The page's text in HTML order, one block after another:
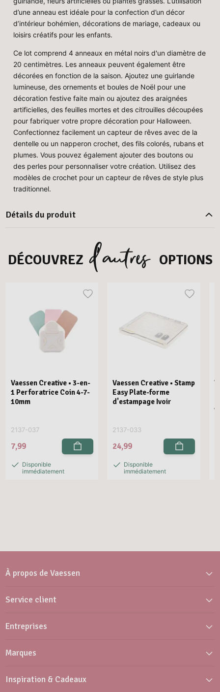
d’une anneau est idéale pour la confection d’un décor
d’intérieur bohémien, décorations de mariage, cadeaux ou
loisirs créatifs pour les enfants.
Ce lot comprend 4 anneaux en métal noirs d'un diamètre de
20 centimètres. Les anneaux peuvent également être
décorées en fonction de la saison. Ajoutez une guirlande
lumineuse, des ornements et boules de Noël pour une
décoration festive faite main ou ajoutez des araignées
artificielles, des feuilles mortes et des citrouilles découpées
pour fabriquer votre propre décoration pour Halloween.
Confectionnez facilement un capteur de rêves avec de la
dentelle ou un napperon crochet, des fils colorés, rubans et
plumes. Vous pouvez également ajouter des boutons ou
des perles pour personnaliser votre création. Utilisez des
modèles de crochet pour un capteur de rêves de style plus
traditionnel.
Détails du produit
DÉCOUVREZ d’autres OPTIONS
Vaessen Creative • 3-en-
1 Perforatrice Coin 4-7-
10mm
2137-037
7,99
Disponible
immédiatement
Vaessen Creative • Stamp
Easy Plate-forme
d'estampage Ivoir
2137-033
24,99
Disponible
immédiatement
À propos de Vaessen
Service client
Entreprises
Marques
Inspiration & Cadeaux